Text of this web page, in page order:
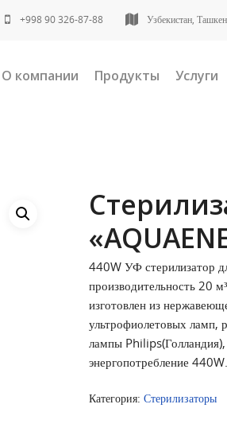
+998 90 326-87-88 Узбекистан,
О компании Продукты Услуги
440W УФ стерилизатор
производительность 20
изготовлен из
ультрофиолетовых
лампы
энергопотребление 440W.
Категория: Стерилизаторы